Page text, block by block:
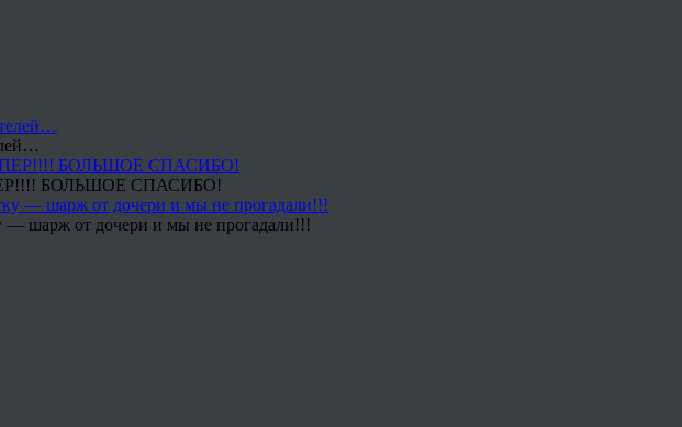
БОЛЬШОЕ СПАСИБО!
— шарж от дочери и мы не прогадали!!!